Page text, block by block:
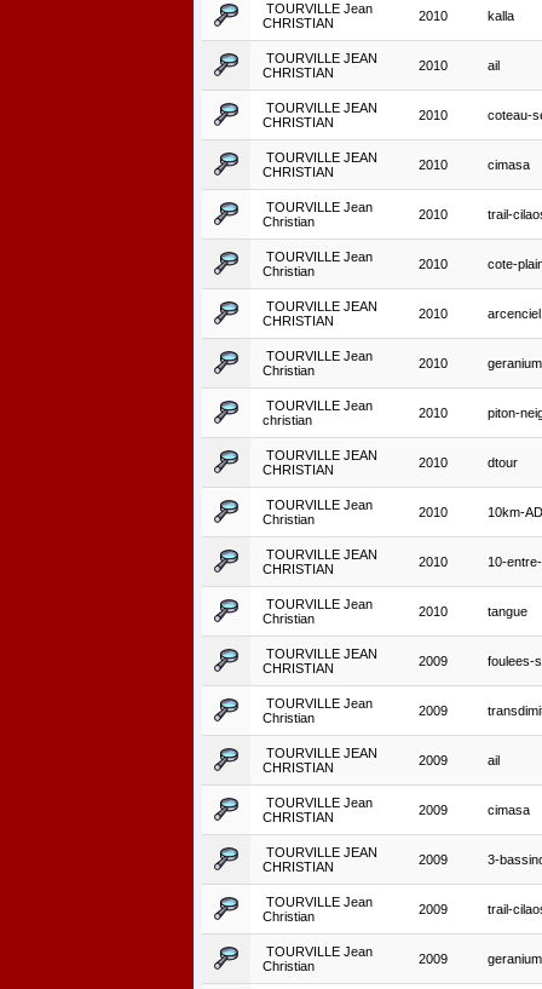
TOURVILLE Jean
CHRISTIAN
2010 kalla
TOURVILLE JEAN
CHRISTIAN
2010 ail
TOURVILLE JEAN
CHRISTIAN
2010 coteau-
TOURVILLE JEAN
CHRISTIAN
2010 cimasa
TOURVILLE Jean
Christian
2010 trail-
TOURVILLE Jean
Christian
2010 cote-
TOURVILLE JEAN
CHRISTIAN
2010 arcenciel
TOURVILLE Jean
Christian
2010 geranium
TOURVILLE Jean
christian
2010 piton-
TOURVILLE JEAN
CHRISTIAN
2010 dtour
TOURVILLE Jean
Christian
2010 10km-
TOURVILLE JEAN
CHRISTIAN
2010 10-
TOURVILLE Jean
Christian
2010 tangue
TOURVILLE JEAN
CHRISTIAN
2009 foulees-
TOURVILLE Jean
Christian
2009
TOURVILLE JEAN
CHRISTIAN
2009 ail
TOURVILLE Jean
CHRISTIAN
2009 cimasa
TOURVILLE JEAN
CHRISTIAN
2009 3-
TOURVILLE Jean
Christian
2009 trail-
TOURVILLE Jean
Christian
2009 geranium